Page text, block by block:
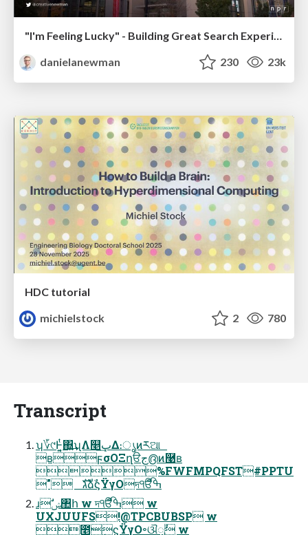
"I'm Feeling Lucky" - Building Great Search Experiences for Today's Users (#IAC19)
danielanewman
230 23k
HDC tutorial
michielstock
2 780
Transcript
ʮ؆୯Ͱ͔͍ͭ΍͍͢ʯΛ௥ٻ͢Δ։ൃͷཪଆ
ʙϝσΟΞղੳج൫ͷ࿩ʙ
%FWFMPQFST#PPTU
" גࣜձࣾϛΫγΟদੴߒี
ɹࣗݾ঺հ w দੴߒี w
UXJUUFS!@TPCBUBSP w
೥݄ϛΫγΟ৽ଔೖࣾ w